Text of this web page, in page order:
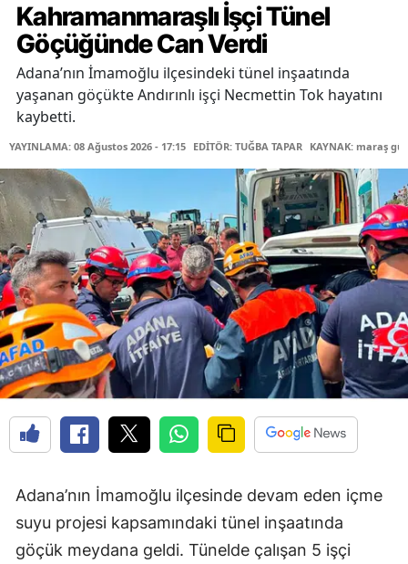
Kahramanmaraşlı İşçi Tünel
Göçüğünde Can Verdi
Adana’nın İmamoğlu ilçesindeki tünel inşaatında
yaşanan göçükte Andırınlı işçi Necmettin Tok hayatını
kaybetti.
YAYINLAMA: 08 Ağustos 2026 - 17:15 EDİTÖR: TUĞBA TAPAR KAYNAK: maraş
Adana’nın İmamoğlu ilçesinde devam eden içme
suyu projesi kapsamındaki tünel inşaatında
göçük meydana geldi. Tünelde çalışan 5 işçi